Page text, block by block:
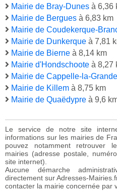
Mairie de Bray-Dunes à 6,36
Mairie de Bergues à 6,83 km
Mairie de Coudekerque-
Mairie de Dunkerque à 7,81
Mairie de Bierne à 8,14 km
Mairie d'Hondschoote à 8,27
Mairie de Cappelle-la-Grande
Mairie de Killem à 8,75 km
Mairie de Quaëdypre à 9,6
Le service de notre site
informations sur les mairies de
pouvez notamment retrouver
mairies (adresse postale,
site internet).
Aucune démarche
directement sur Adresses-
contacter la mairie concernée par